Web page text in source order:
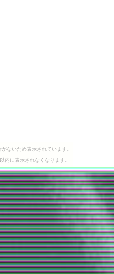
ないため表示されています。
に表示されなくなります。